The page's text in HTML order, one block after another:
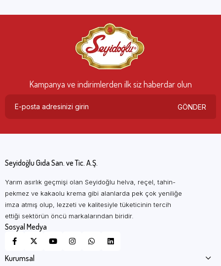
Kampanya ve indirimlerden ilk siz haberdar olun
GÖNDER
Seyidoğlu Gıda San. ve Tic. A.Ş.
Yarım asırlık geçmişi olan Seyidoğlu helva, reçel, tahin-
pekmez ve kakaolu krema gibi alanlarda pek çok yeniliğe
imza atmış olup, lezzeti ve kalitesiyle tüketicinin tercih
ettiği sektörün öncü markalarından biridir.
Sosyal Medya
Kurumsal